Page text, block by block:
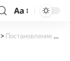
Aa
> Постановление Администрации Куйбышевского муниципального округа от 14.01.2026